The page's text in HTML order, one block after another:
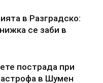
в Разградско:
се заби в
пострада при
в Шумен